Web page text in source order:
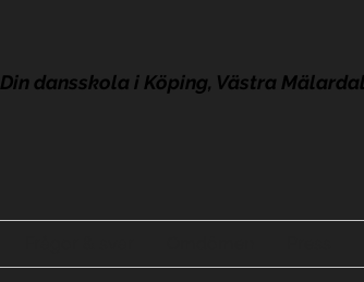
Din dansskola i Köping, Västra